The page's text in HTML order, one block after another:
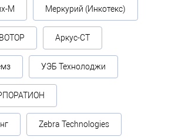
М Меркурий (Инкотекс)
Аркус-СТ
УЭБ Технолоджи
Zebra Technologies